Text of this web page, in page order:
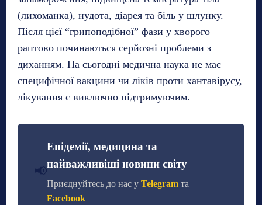
(лихоманка), нудота, діарея та біль у шлунку.
Після цієї “грипоподібної” фази у хворого
раптово починаються серйозні проблеми з
диханням. На сьогодні медична наука не має
специфічної вакцини чи ліків проти хантавірусу,
лікування є виключно підтримуючим.
📢
Епідемії, медицина та
найважливіші новини світу
Приєднуйтесь до нас у Telegram та
Facebook